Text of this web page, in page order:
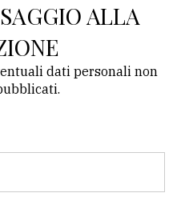
ALLA
dati personali non